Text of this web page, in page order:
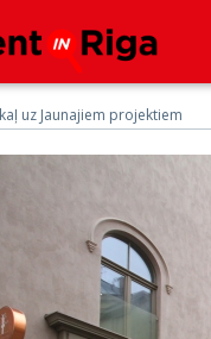
uz Jaunajiem projektiem